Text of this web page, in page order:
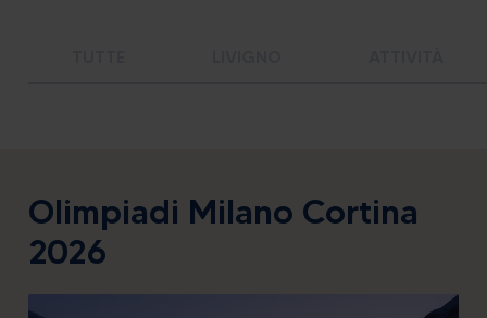
Olimpiadi Milano Cortina
2026